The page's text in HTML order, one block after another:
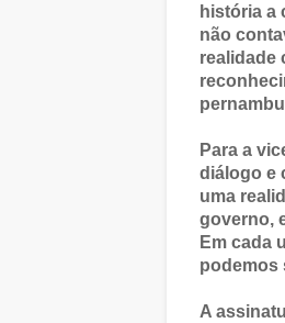
história a
não
realidade
Para a
diálogo e
uma
governo,
Em cada
podemos
A